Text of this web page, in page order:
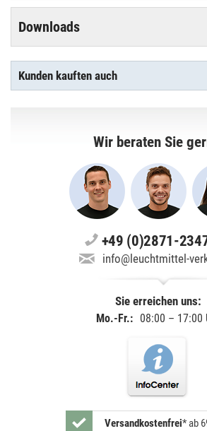
Downloads
Kunden kauften auch
Wir beraten Sie
+49 (0)2871-
info@leuchtmittel-
Sie erreichen uns:
Mo.-Fr.: 08:00 – 17:00
Versandkostenfrei* ab